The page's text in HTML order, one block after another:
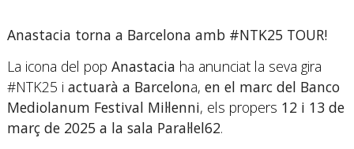
Anastacia torna a Barcelona amb #NTK25 TOUR!
La icona del pop Anastacia ha anunciat la seva gira
#NTK25 i actuarà a Barcelona, ​​en el marc del Banco
Mediolanum Festival Mil·lenni, els propers 12 i 13 de
març de 2025 a la sala Paral·lel62.